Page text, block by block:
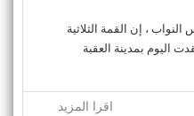
، إن القمة الثلاثية
اليوم بمدينة العقبة
اقرا المزيد